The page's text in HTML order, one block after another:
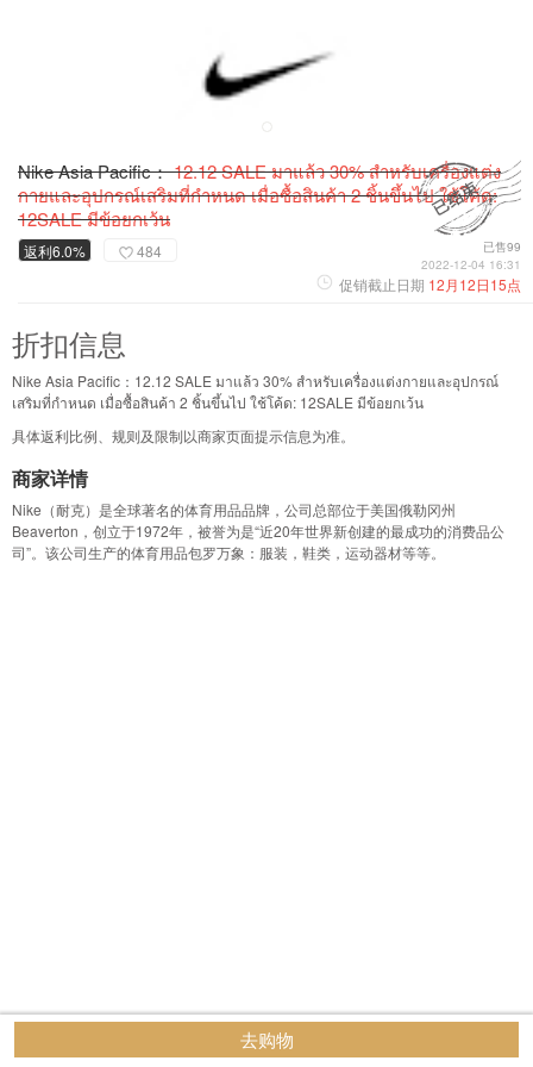
Nike Asia Pacific：12.12 SALE มาแล้ว 30% สำหรับเครื่องแต่ง
กายและอุปกรณ์เสริมที่กำหนด เมื่อซื้อสินค้า 2 ชิ้นขึ้นไป ใช้โค้ด:
12SALE มีข้อยกเว้น
返利6.0% 484
已售99
2022-12-04 16:31
促销截止日期 12月12日15点
折扣信息
Nike Asia Pacific：12.12 SALE มาแล้ว 30% สำหรับเครื่องแต่งกายและอุปกรณ์
เสริมที่กำหนด เมื่อซื้อสินค้า 2 ชิ้นขึ้นไป ใช้โค้ด: 12SALE มีข้อยกเว้น
具体返利比例、规则及限制以商家页面提示信息为准。
商家详情
Nike（耐克）是全球著名的体育用品品牌，公司总部位于美国俄勒冈州
Beaverton，创立于1972年，被誉为是“近20年世界新创建的最成功的消费品公
司”。该公司生产的体育用品包罗万象：服装，鞋类，运动器材等等。
去购物